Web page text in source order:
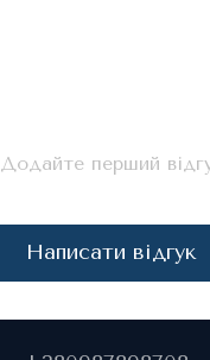
Додайте перший
Написати відгук